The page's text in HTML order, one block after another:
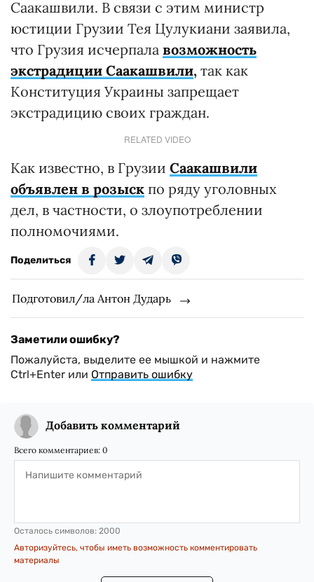
Саакашвили. В связи с этим министр
юстиции Грузии Тея Цулукиани заявила,
что Грузия исчерпала возможность
экстрадиции Саакашвили, так как
Конституция Украины запрещает
экстрадицию своих граждан.
RELATED VIDEO
Как известно, в Грузии Саакашвили
объявлен в розыск по ряду уголовных
дел, в частности, о злоупотреблении
полномочиями.
Поделиться
Подготовил/ла Антон Дударь
Заметили ошибку?
Пожалуйста, выделите ее мышкой и нажмите
Ctrl+Enter или Отправить ошибку
Добавить комментарий
Всего комментариев: 0
Осталось символов: 2000
Авторизуйтесь, чтобы иметь возможность комментировать
материалы